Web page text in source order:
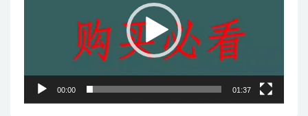
00:00 01:37